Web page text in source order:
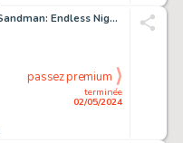
Bill Sienkiewicz The Sandman: Endless Nights "Delirium - Going Inside" Double Page Spread 15-16 Element Original Art (DC, 2003).
terminée
02/05/2024
passez premium